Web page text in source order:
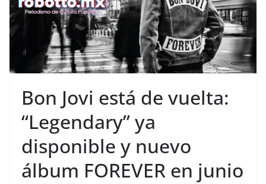
Bon Jovi está de vuelta:
“Legendary” ya
disponible y nuevo
álbum FOREVER en junio